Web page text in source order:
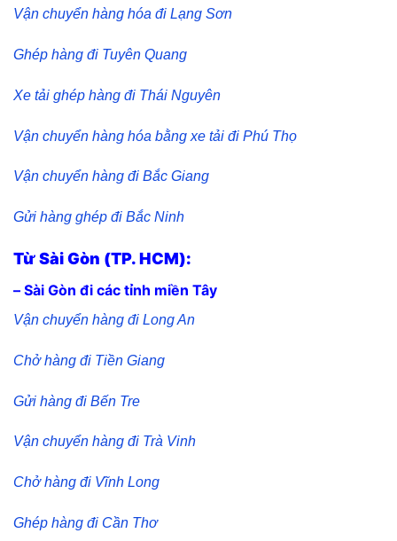
Vận chuyển hàng hóa đi Lạng Sơn
Ghép hàng đi Tuyên Quang
Xe tải ghép hàng đi Thái Nguyên
Vận chuyển hàng hóa bằng xe tải đi Phú Thọ
Vận chuyển hàng đi Bắc Giang
Gửi hàng ghép đi Bắc Ninh
Từ Sài Gòn (TP. HCM):
– Sài Gòn đi các tỉnh miền Tây
Vận chuyển hàng đi Long An
Chở hàng đi Tiền Giang
Gửi hàng đi Bến Tre
Vận chuyển hàng đi Trà Vinh
Chở hàng đi Vĩnh Long
Ghép hàng đi Cần Thơ